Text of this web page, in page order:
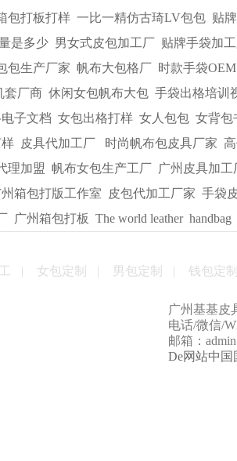
包打板打样 一比一精仿古琦LV包包 贴
是多少 男女式皮包加工厂 贴牌手袋加
包生产厂家 帆布大包格厂 时款手袋OEM
套厂商 休闲女包帆布大包 手袋出格培训
子文档 女包出格打样 女人包包 女背包
皮具代加工厂 时尚帆布包皮具厂家
理加盟 帆布女包生产工厂 广州皮具加工
州箱包打版工作室 皮包代加工厂家 手袋
广州箱包打板 The world leather handbag
| 女包定制 | 男包定制 | 钱包定
广州基基皮
电话/微信/
邮箱：
De网站中国